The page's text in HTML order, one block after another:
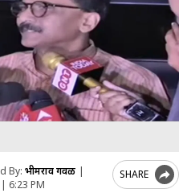
By: भीमराव गवळी |
6:23 PM
SHARE